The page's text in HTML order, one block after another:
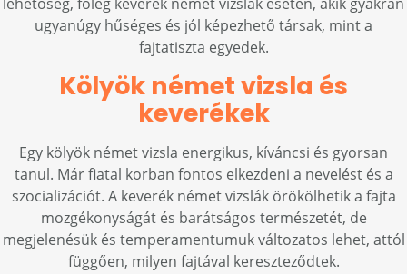
ugyanúgy hűséges és jól képezhető társak, mint a
fajtatiszta egyedek.
Kölyök német vizsla és
keverékek
Egy kölyök német vizsla energikus, kíváncsi és gyorsan
tanul. Már fiatal korban fontos elkezdeni a nevelést és a
szocializációt. A keverék német vizslák örökölhetik a fajta
mozgékonyságát és barátságos természetét, de
megjelenésük és temperamentumuk változatos lehet, attól
függően, milyen fajtával kereszteződtek.